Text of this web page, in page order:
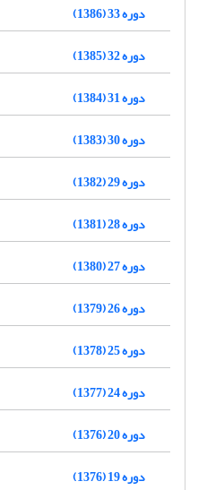
دوره 33 (1386)
دوره 32 (1385)
دوره 31 (1384)
دوره 30 (1383)
دوره 29 (1382)
دوره 28 (1381)
دوره 27 (1380)
دوره 26 (1379)
دوره 25 (1378)
دوره 24 (1377)
دوره 20 (1376)
دوره 19 (1376)